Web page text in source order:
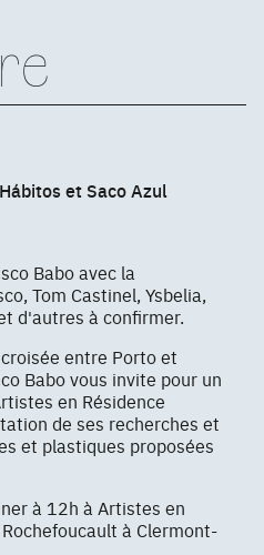
et Saco Azul
Babo avec la
Tom Castinel, Ysbelia,
d'autres à confirmer.
entre Porto et
Babo vous invite pour un
en Résidence
de ses recherches et
et plastiques proposées
à 12h à Artistes en
à Clermont-